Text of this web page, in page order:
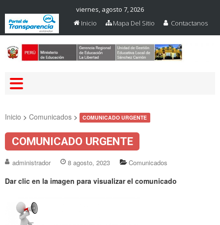
viernes, agosto 7, 2026
Inicio
Mapa Del Sitio Contactanos
Inicio > Comunicados > COMUNICADO URGENTE
COMUNICADO URGENTE
administrador 8 agosto, 2023 Comunicados
Dar clic en la imagen para visualizar el comunicado